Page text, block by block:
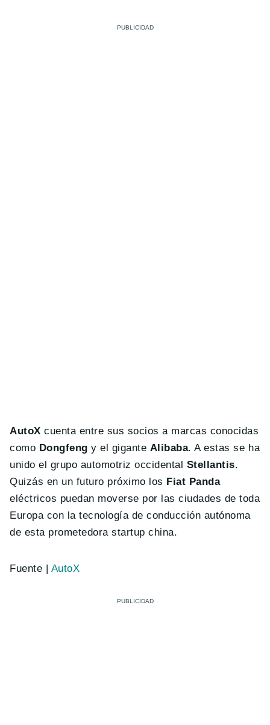
AutoX cuenta entre sus socios a marcas conocidas
como Dongfeng y el gigante Alibaba. A estas se ha
unido el grupo automotriz occidental Stellantis.
Quizás en un futuro próximo los Fiat Panda
eléctricos puedan moverse por las ciudades de toda
Europa con la tecnología de conducción autónoma
de esta prometedora startup china.
Fuente | AutoX